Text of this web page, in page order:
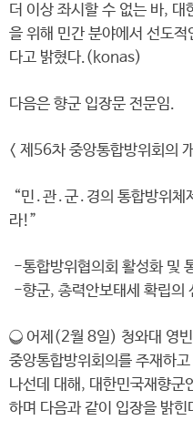
더 이상 좌시할 수 없는 바, 대
을 위해 민간 분야에서 선도
다고 밝혔다.(konas)
다음은 향군 입장문 전문임.
< 제56차 중앙통합방위회의
“민․관․군․경의 통합방위체
라!”
-통합방위협의회 활성화 및
-향군, 총력안보태세 확립의
❍ 어제(2월 8일) 청와대 영빈
중앙통합방위회의를 주재하
나선데 대해, 대한민국재향군
하며 다음과 같이 입장을 밝힌